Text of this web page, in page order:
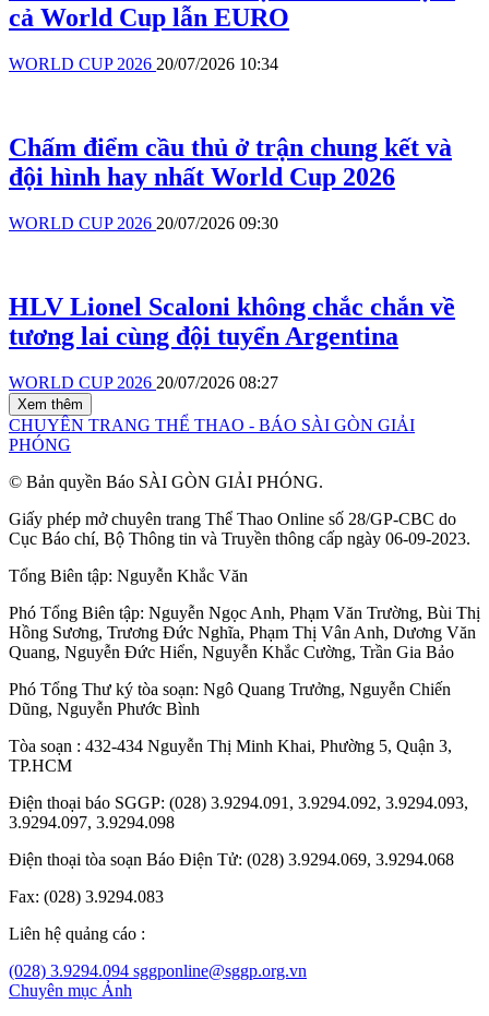
cả World Cup lẫn EURO
WORLD CUP 2026 20/07/2026 10:34
Chấm điểm cầu thủ ở trận chung kết và
đội hình hay nhất World Cup 2026
WORLD CUP 2026 20/07/2026 09:30
HLV Lionel Scaloni không chắc chắn về
tương lai cùng đội tuyển Argentina
WORLD CUP 2026 20/07/2026 08:27
Xem thêm
CHUYÊN TRANG THỂ THAO - BÁO SÀI GÒN GIẢI
PHÓNG
© Bản quyền Báo SÀI GÒN GIẢI PHÓNG.
Giấy phép mở chuyên trang Thể Thao Online số 28/GP-CBC do
Cục Báo chí, Bộ Thông tin và Truyền thông cấp ngày 06-09-2023.
Tổng Biên tập: Nguyễn Khắc Văn
Phó Tổng Biên tập: Nguyễn Ngọc Anh, Phạm Văn Trường, Bùi Thị
Hồng Sương, Trương Đức Nghĩa, Phạm Thị Vân Anh, Dương Văn
Quang, Nguyễn Đức Hiển, Nguyễn Khắc Cường, Trần Gia Bảo
Phó Tổng Thư ký tòa soạn: Ngô Quang Trưởng, Nguyễn Chiến
Dũng, Nguyễn Phước Bình
Tòa soạn : 432-434 Nguyễn Thị Minh Khai, Phường 5, Quận 3,
TP.HCM
Điện thoại báo SGGP: (028) 3.9294.091, 3.9294.092, 3.9294.093,
3.9294.097, 3.9294.098
Điện thoại tòa soạn Báo Điện Tử: (028) 3.9294.069, 3.9294.068
Fax: (028) 3.9294.083
Liên hệ quảng cáo :
(028) 3.9294.094 sggponline@sggp.org.vn
Chuyên mục Ảnh